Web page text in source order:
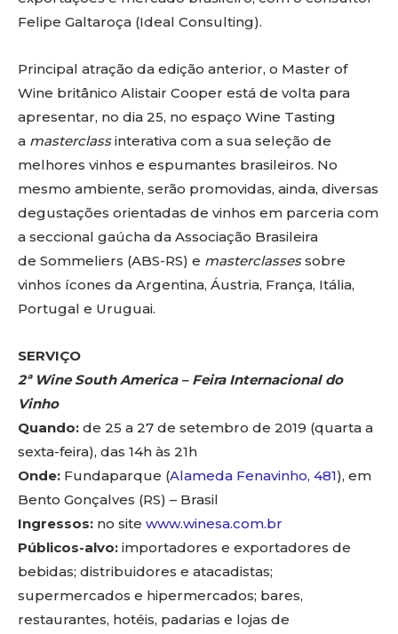
Felipe Galtaroça (Ideal Consulting).
Principal atração da edição anterior, o Master of
Wine britânico Alistair Cooper está de volta para
apresentar, no dia 25, no espaço Wine Tasting
a masterclassinterativa com a sua seleção de
melhores vinhos e espumantes brasileiros. No
mesmo ambiente, serão promovidas, ainda, diversas
degustações orientadas de vinhos em parceria com
a seccional gaúcha da Associação Brasileira
de Sommeliers (ABS-RS) e masterclassessobre
vinhos ícones da Argentina, Áustria, França, Itália,
Portugal e Uruguai.
SERVIÇO
2ª Wine South America – Feira Internacional do
Vinho
Quando: de 25 a 27 de setembro de 2019 (quarta a
sexta-feira), das 14h às 21h
Onde: Fundaparque (Alameda Fenavinho, 481), em
Bento Gonçalves (RS) – Brasil
Ingressos: no site www.winesa.com.br
Públicos-alvo: importadores e exportadores de
bebidas; distribuidores e atacadistas;
supermercados e hipermercados; bares,
restaurantes, hotéis, padarias e lojas de